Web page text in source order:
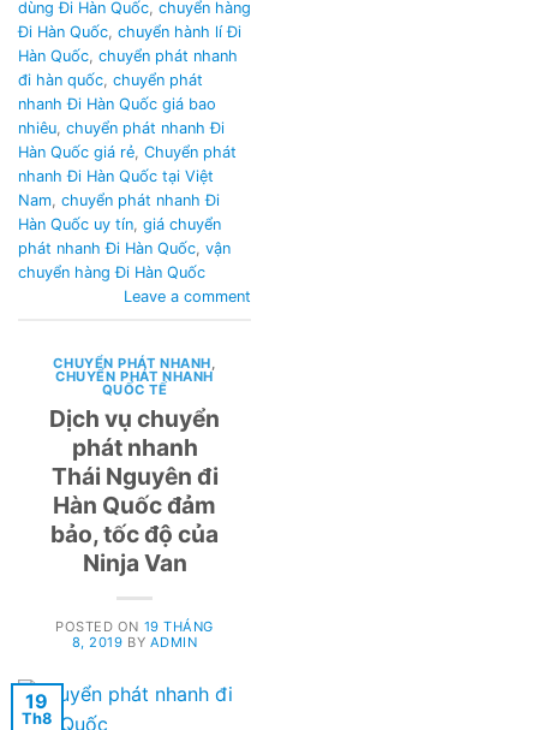
dùng Đi Hàn Quốc, chuyển hàng
Đi Hàn Quốc, chuyển hành lí Đi
Hàn Quốc, chuyển phát nhanh
đi hàn quốc, chuyển phát
nhanh Đi Hàn Quốc giá bao
nhiêu, chuyển phát nhanh Đi
Hàn Quốc giá rẻ, Chuyển phát
nhanh Đi Hàn Quốc tại Việt
Nam, chuyển phát nhanh Đi
Hàn Quốc uy tín, giá chuyển
phát nhanh Đi Hàn Quốc, vận
chuyển hàng Đi Hàn Quốc
Leave a comment
CHUYỂN PHÁT NHANH,
CHUYỂN PHÁT NHANH
QUỐC TẾ
Dịch vụ chuyển
phát nhanh
Thái Nguyên đi
Hàn Quốc đảm
bảo, tốc độ của
Ninja Van
POSTED ON 19 THÁNG
8, 2019 BY ADMIN
19
Th8